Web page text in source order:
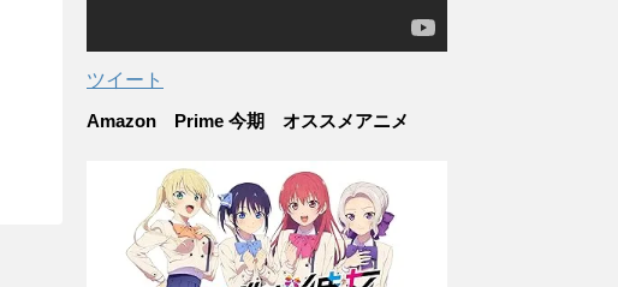
ツイート
Amazon Prime 今期 オススメアニメ